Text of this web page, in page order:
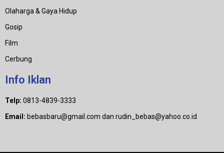
Olaharga & Gaya Hidup
Gosip
Film
Cerbung
Info Iklan
Telp: 0813-4839-3333
Email: bebasbaru@gmail.com dan rudin_bebas@yahoo.co.id